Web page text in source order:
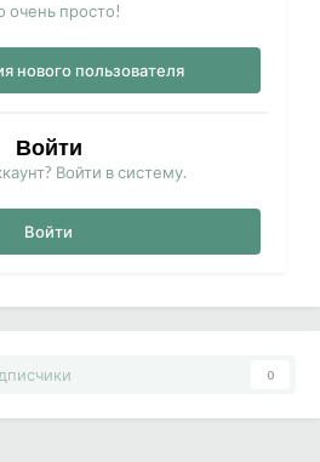
очень просто!
нового пользователя
Войти
Войти в систему.
Войти
0